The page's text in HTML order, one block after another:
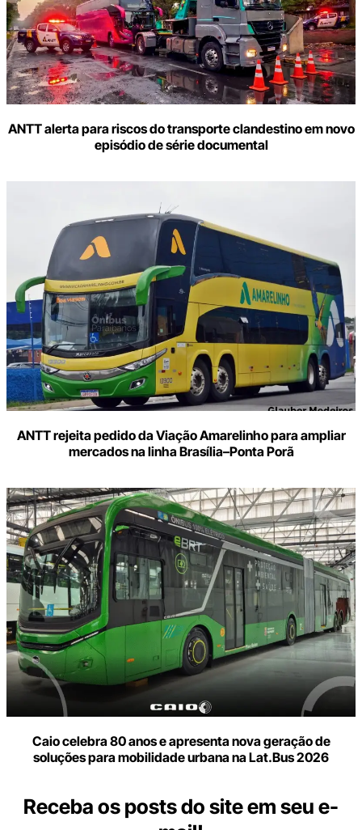
ANTT alerta para riscos do transporte clandestino em novo
episódio de série documental
ANTT rejeita pedido da Viação Amarelinho para ampliar
mercados na linha Brasília–Ponta Porã
Caio celebra 80 anos e apresenta nova geração de
soluções para mobilidade urbana na Lat.Bus 2026
Receba os posts do site em seu e-